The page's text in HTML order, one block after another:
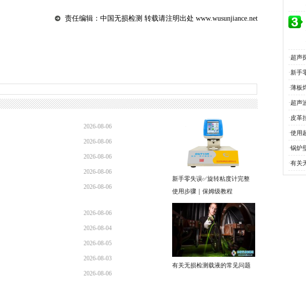
责任编辑：中国无损检测 转载请注明出处 www.wusunjiance.net
2026-08-06
2026-08-06
2026-08-06
2026-08-06
2026-08-06
2026-08-06
2026-08-04
2026-08-05
2026-08-03
2026-08-06
新手零失误✅旋转粘度计完整
使用步骤｜保姆级教程
有关无损检测载液的常见问题
·超声
·新手
·薄板
·超声
·皮革
·使用
·锅炉
·有关